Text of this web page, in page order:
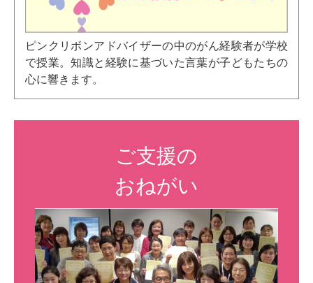
ピンクリボンアドバイザーの中のがん経験者が学校
で授業。知識と経験に基づいた言葉が子どもたちの
心に響きます。
ご支援の
おねがい